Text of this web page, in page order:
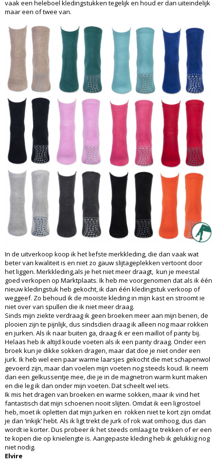
vaak een heleboel kledingstukken tegelijk en houd er dan uiteindelijk
maar een of twee van.
In de uitverkoop koop ik het liefste merkkleding, die dan vaak wat
beter van kwaliteit is en niet zo gauw slijtageplekken vertoont door
het liggen. Merkkleding,als je het niet meer draagt, kun je meestal
goed verkopen op Marktplaats. Ik heb me voorgenomen dat als ik één
nieuw kledingstuk heb gekocht, ik dan één kledingstuk verkoop of
weggeef. Zo behoud ik de mooiste kleding in mijn kast en stroomt ie
niet over van spullen die ik niet meer draag.
Sinds mijn ziekte verdraag ik geen broeken meer aan mijn benen, de
plooien zijn te pijnlijk, dus sindsdien draag ik alleen nog maar rokken
en jurken. Als ik naar buiten ga, draag ik er een maillot of panty bij.
Helaas heb ik altijd koude voeten als ik een panty draag. Onder een
broek kun je dikke sokken dragen, maar dat doe je niet onder een
jurk. Ik heb wel een paar warme laarsjes gekocht die met schapenwol
gevoerd zijn, maar dan voelen mijn voeten nog steeds koud. Ik neem
dan een gelkussentje mee, die je in de magnetron warm kunt maken
en die leg ik dan onder mijn voeten. Dat scheelt wel iets.
Ik mis het dragen van broeken en warme sokken, maar ik vind het
fantastisch dat mijn schoenen nooit slijten. Omdat ik een ligrostoel
heb, moet ik opletten dat mijn jurken en rokken niet te kort zijn omdat
je dan ‘inkijk’ hebt. Als ik ligt trekt de jurk of rok wat omhoog, dus dan
wordt ie korter. Dus probeer ik het steeds omlaag te trekken of er een
te kopen die op knielengte is. Aangepaste kleding heb ik gelukkig nog
niet nodig.
Elvire